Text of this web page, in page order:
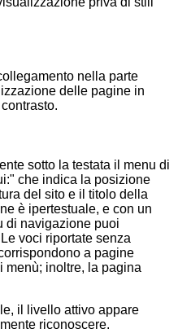
nella parte
delle pagine in
sotto la testata il menu di
che indica la posizione
del sito e il titolo della
è ipertestuale, e con un
di navigazione puoi
voci riportate senza
a pagine
menù; inoltre, la pagina
il livello attivo appare
riconoscere.